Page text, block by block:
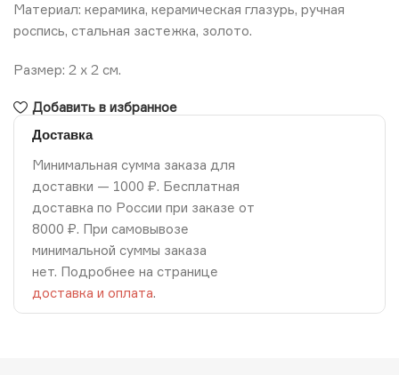
Материал: керамика, керамическая глазурь, ручная
роспись, стальная застежка, золото.
Размер: 2 х 2 см.
Добавить в избранное
Доставка
Минимальная сумма заказа для
доставки — 1000 ₽. Бесплатная
доставка по России при заказе от
8000 ₽. При самовывозе
минимальной суммы заказа
нет. Подробнее на странице
доставка и оплата.